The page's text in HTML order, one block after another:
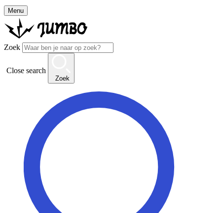
Menu
Zoek
Close search
Zoek